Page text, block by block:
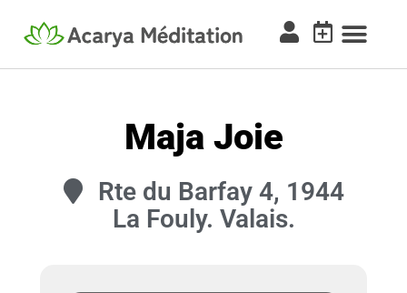
Maja Joie
Rte du Barfay 4, 1944
La Fouly. Valais.